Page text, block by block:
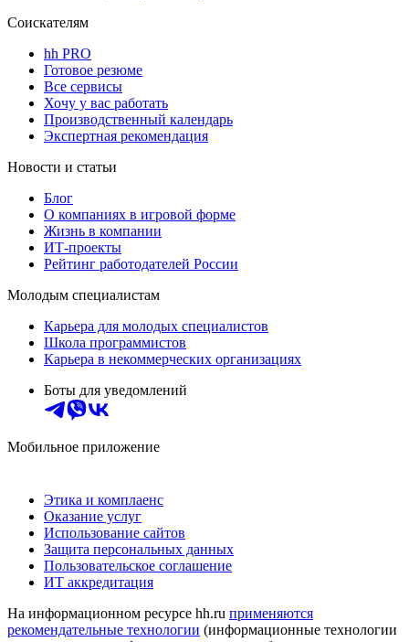
Соискателям
hh PRO
Готовое резюме
Все сервисы
Хочу у вас работать
Производственный календарь
Экспертная рекомендация
Новости и статьи
Блог
О компаниях в игровой форме
Жизнь в компании
ИТ-проекты
Рейтинг работодателей России
Молодым специалистам
Карьера для молодых специалистов
Школа программистов
Карьера в некоммерческих организациях
Боты для уведомлений
Мобильное приложение
Этика и комплаенс
Оказание услуг
Использование сайтов
Защита персональных данных
Пользовательское соглашение
ИТ аккредитация
На информационном ресурсе hh.ru применяются
рекомендательные технологии (информационные технологии